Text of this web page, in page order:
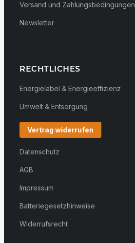
Versand und Zahlungsbedingungen
Newsletter
RECHTLICHES
Energielabel & Energieeffizienz
Umwelt & Entsorgung
Vertrag widerrufen
Datenschutz
AGB
Impressum
Batteriegesetzhinweise
Widerrufsrecht